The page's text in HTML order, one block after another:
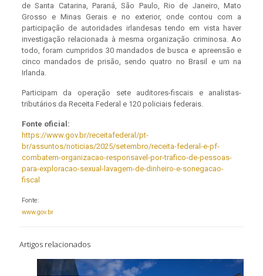
de Santa Catarina, Paraná, São Paulo, Rio de Janeiro, Mato
Grosso e Minas Gerais e no exterior, onde contou com a
participação de autoridades irlandesas tendo em vista haver
investigação relacionada à mesma organização criminosa. Ao
todo, foram cumpridos 30 mandados de busca e apreensão e
cinco mandados de prisão, sendo quatro no Brasil e um na
Irlanda.
Participam da operação sete auditores-fiscais e analistas-
tributários da Receita Federal e 120 policiais federais.
Fonte oficial:
https://www.gov.br/receitafederal/pt-
br/assuntos/noticias/2025/setembro/receita-federal-e-pf-
combatem-organizacao-responsavel-por-trafico-de-pessoas-
para-exploracao-sexual-lavagem-de-dinheiro-e-sonegacao-
fiscal
Fonte:
www.gov.br
Artigos relacionados